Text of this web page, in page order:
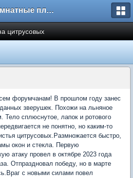
Комнатные плодовые экзоты
цитрусовых
форумчанам! В прошлом году занес
зверушек. Похожи на льняное
Тело сплюснутое, лапок и ротового
не понятно, но каким-то
цитрусовых.Размножается быстро,
окон и стекла. Первую
атаку провел в октябре 2023 года
Отпраздновал победу, но в марте
с новыми силами повел